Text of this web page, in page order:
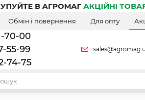
В АГРОМАГАКЦІЙНІ
Обмін і повернення Для опту
70-00
55-99
74-75